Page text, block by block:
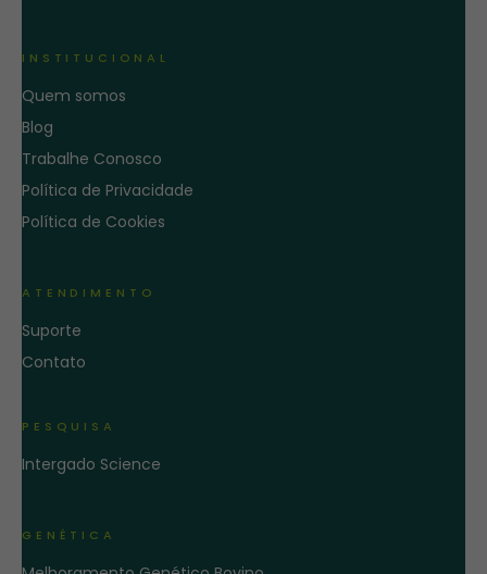
INSTITUCIONAL
Quem somos
Blog
Trabalhe Conosco
Política de Privacidade
Política de Cookies
ATENDIMENTO
Suporte
Contato
PESQUISA
Intergado Science
GENÉTICA